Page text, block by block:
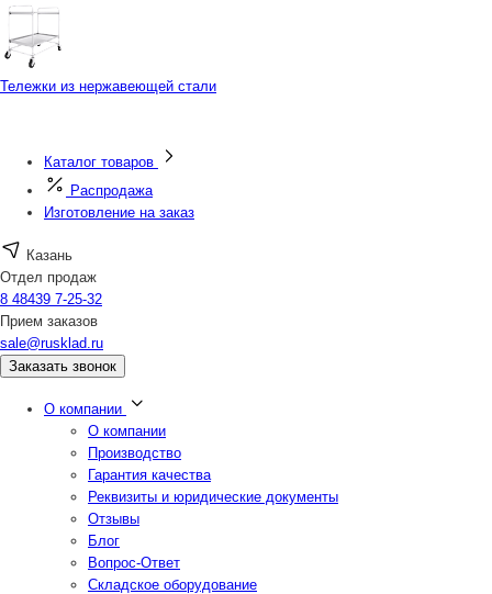
Тележки из нержавеющей стали
Каталог товаров
Распродажа
Изготовление на заказ
Казань
Отдел продаж
8 48439 7-25-32
Прием заказов
sale@rusklad.ru
Заказать звонок
О компании
О компании
Производство
Гарантия качества
Реквизиты и юридические документы
Отзывы
Блог
Вопрос-Ответ
Складское оборудование